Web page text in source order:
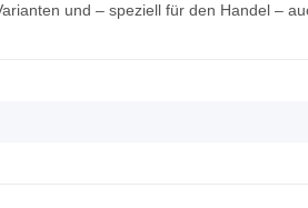
und – speziell für den Handel –